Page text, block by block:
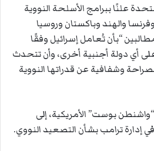
علنًا ببرامج الأسلحة النووية
والهند وباكستان وروسيا
“بأن تُعامل إسرائيل وفقًا
أي دولة أجنبية أخرى، وأن تتحدث
وشفافية عن قدراتها النووية
بوست” الأمريكية، إلى
ترامب بشأن التصعيد النووي.